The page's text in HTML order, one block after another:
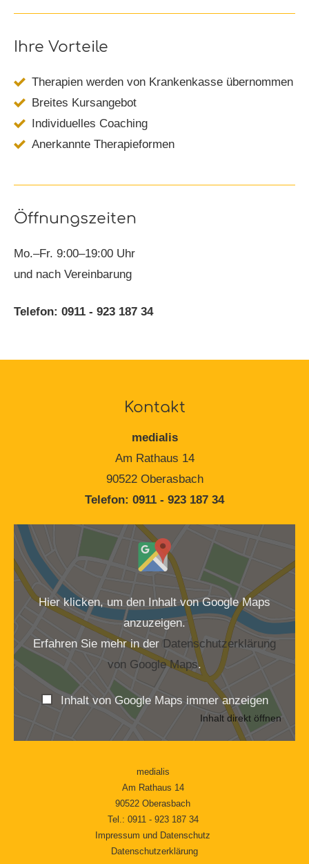
Ihre Vorteile
Therapien werden von Krankenkasse übernommen
Breites Kursangebot
Individuelles Coaching
Anerkannte Therapieformen
Öffnungszeiten
Mo.–Fr. 9:00–19:00 Uhr
und nach Vereinbarung
Telefon: 0911 - 923 187 34
Kontakt
medialis
Am Rathaus 14
90522 Oberasbach
Telefon: 0911 - 923 187 34
Inhalt
von
Google
Maps
anzeigen
Hier klicken, um den Inhalt von Google Maps
anzuzeigen.
Erfahren Sie mehr in der Datenschutzerklärung
von Google Maps.
Inhalt von Google Maps immer anzeigen
Inhalt direkt öffnen
medialis
Am Rathaus 14
90522 Oberasbach
Tel.: 0911 - 923 187 34
Impressum und Datenschutz
Datenschutz­erklärung